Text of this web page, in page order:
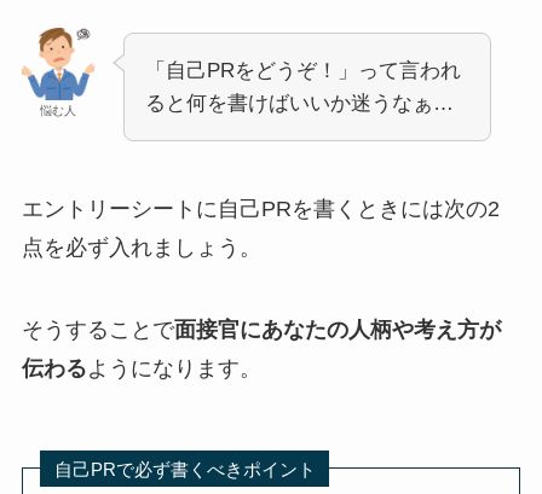
悩む人
「自己PRをどうぞ！」って言われ
ると何を書けばいいか迷うなぁ…
エントリーシートに自己PRを書くときには次の2
点を必ず入れましょう。
そうすることで面接官にあなたの人柄や考え方が
伝わるようになります。
自己PRで必ず書くべきポイント